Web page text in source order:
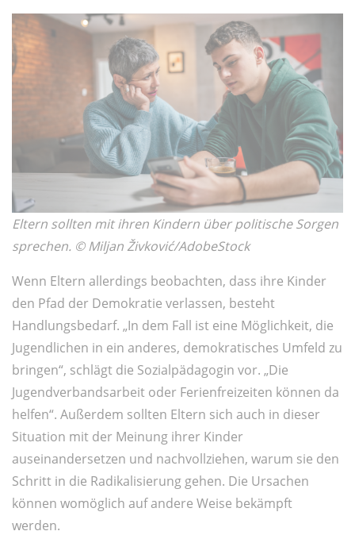
Eltern sollten mit ihren Kindern über politische Sorgen
sprechen. ©Miljan Živković/AdobeStock
Wenn Eltern allerdings beobachten, dass ihre Kinder
den Pfad der Demokratie verlassen, besteht
Handlungsbedarf. „In dem Fall ist eine Möglichkeit, die
Jugendlichen in ein anderes, demokratisches Umfeld zu
bringen“, schlägt die Sozialpädagogin vor. „Die
Jugendverbandsarbeit oder Ferienfreizeiten können da
helfen“. Außerdem sollten Eltern sich auch in dieser
Situation mit der Meinung ihrer Kinder
auseinandersetzen und nachvollziehen, warum sie den
Schritt in die Radikalisierung gehen. Die Ursachen
können womöglich auf andere Weise bekämpft
werden.